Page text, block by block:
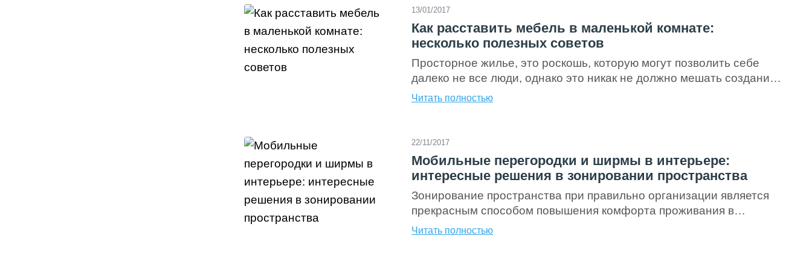
13/01/2017
Как расставить мебель в маленькой комнате:
несколько полезных советов
Просторное жилье, это роскошь, которую могут позволить себе
далеко не все люди, однако это никак не должно мешать созданию
действительно комфортной и удобной обстановки в помещении
компактных и эргономичных изделий, идеально подходящих для
очень небольших пространств. Особенно распространена мебель
для маленькой комнаты […]
Читать полностью
22/11/2017
Мобильные перегородки и ширмы в интерьере:
интересные решения в зонировании пространства
Зонирование пространства при правильно организации является
прекрасным способом повышения комфорта проживания в
квартире, придания интерьеру стильного внешнего вида.
Читать полностью